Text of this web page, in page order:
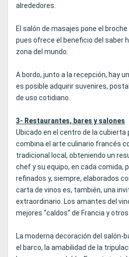
alrededores.
El salón de masajes pone el
pues ofrece el beneficio del saber
zona del mundo.
A bordo, junto a la recepción, hay
es posible adquirir suvenires,
de uso cotidiano.
3- Restaurantes, bares y salones
Ubicado en el centro de la
combina el arte culinario francés
tradicional local, obteniendo un
chef y su equipo, en cada comida,
refinados y, siempre, elaborados
carta de vinos es, también, una
extraordinario. Los amantes del
mejores “caldos” de Francia y
La moderna decoración del salón-
el barco, la amabilidad de la